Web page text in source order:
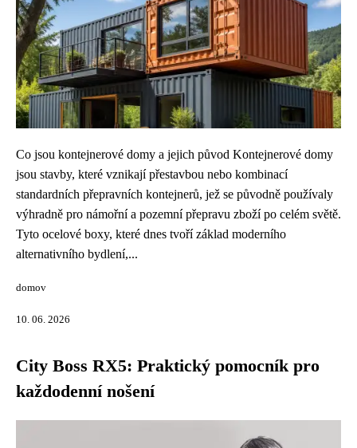
Co jsou kontejnerové domy a jejich původ Kontejnerové domy
jsou stavby, které vznikají přestavbou nebo kombinací
standardních přepravních kontejnerů, jež se původně používaly
výhradně pro námořní a pozemní přepravu zboží po celém světě.
Tyto ocelové boxy, které dnes tvoří základ moderního
alternativního bydlení,...
domov
10. 06. 2026
City Boss RX5: Praktický pomocník pro
každodenní nošení